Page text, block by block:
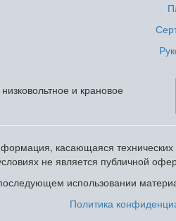
и крановое
касающаяся
не является публичной
использовании
Политика